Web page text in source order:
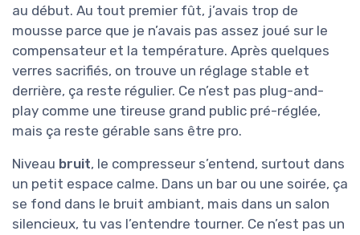
au début. Au tout premier fût, j’avais trop de
mousse parce que je n’avais pas assez joué sur le
compensateur et la température. Après quelques
verres sacrifiés, on trouve un réglage stable et
derrière, ça reste régulier. Ce n’est pas plug-and-
play comme une tireuse grand public pré-réglée,
mais ça reste gérable sans être pro.
Niveau bruit, le compresseur s’entend, surtout dans
un petit espace calme. Dans un bar ou une soirée, ça
se fond dans le bruit ambiant, mais dans un salon
silencieux, tu vas l’entendre tourner. Ce n’est pas un